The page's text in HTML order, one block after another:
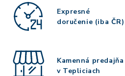
Expresné
doručenie (iba ČR)
Kamenná predajňa
v Tepliciach